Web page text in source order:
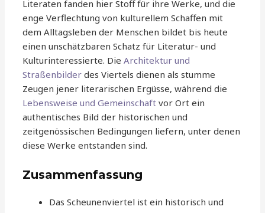
Literaten fanden hier Stoff für ihre Werke, und die
enge Verflechtung von kulturellem Schaffen mit
dem Alltagsleben der Menschen bildet bis heute
einen unschätzbaren Schatz für Literatur- und
Kulturinteressierte. DieArchitektur und
Straßenbilder des Viertels dienen als stumme
Zeugen jener literarischen Ergüsse, während die
Lebensweise und Gemeinschaft vor Ort ein
authentisches Bild der historischen und
zeitgenössischen Bedingungen liefern, unter denen
diese Werke entstanden sind.
Zusammenfassung
Das Scheunenviertel ist ein historisch und